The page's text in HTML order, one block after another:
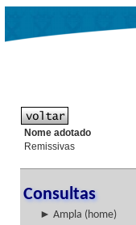
Nome adotado
Remissivas
Consultas
► Ampla (home)